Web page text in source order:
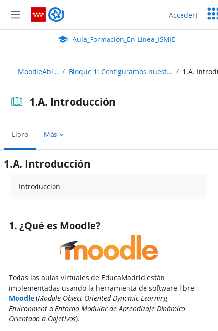
Panel lateral
Aula_Formación_En Línea_ISMIE Acceder)
Aula Virtual de EducaMadrid:
Aula_Formación_En Línea_ISMIE
MoodleAbierto Bloque 1: Configuramos nuestro curso
1.A. Introducción
Libro Más
1.A. Introducción
Introducción
1. ¿Qué es Moodle?
Todas las aulas virtuales de EducaMadrid están
implementadas usando la herramienta de software libre
Moodle (Module Object-Oriented Dynamic Learning
Environment o Entorno Modular de Aprendizaje Dinámico
Orientado a Objetivos).